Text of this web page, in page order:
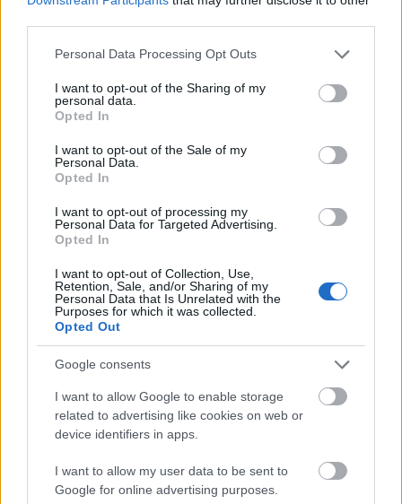
Please note that this website/app uses one or more Google
not limited to your visit or usage behaviour. You may click to
grant or deny consent to Google and its third-party tags to
use your data for below specified purposes in below Google
consent section.
Personal Data Processing Opt Outs
I want to opt-out of the Sharing of my
personal data.
Opted In
I want to opt-out of the Sale of my
Personal Data.
Opted In
I want to opt-out of processing my
Personal Data for Targeted Advertising.
Opted In
I want to opt-out of Collection, Use,
Retention, Sale, and/or Sharing of my
Personal Data that Is Unrelated with the
Purposes for which it was collected.
Opted Out
Google consents
I want to allow Google to enable storage
related to advertising like cookies on web or
device identifiers in apps.
I want to allow my user data to be sent to
Google for online advertising purposes.
Ízelítő - Ünnep és Élet
hannahjoga•2018. december 26.
Kattints a képre, és nézd meg, hogyan főztem! :)
Ha nincs ötleted a Karácsony és Szilveszter közötti
menühöz, de szeretnél egy kicsit ...
Beszámoló az első IBD és Jóga